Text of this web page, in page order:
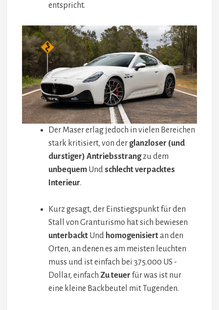
entspricht.
Der Maser erlag jedoch in vielen Bereichen
stark kritisiert, von der glanzloser (und
durstiger) Antriebsstrangzu dem
unbequem Undschlecht verpacktes
Interieur.
Kurz gesagt, der Einstiegspunkt für den
Stall von Granturismo hat sich bewiesen
unterbackt Und homogenisiertan den
Orten, an denen es am meisten leuchten
muss und ist einfach bei 375.000 US -
Dollar, einfach Zu teuer für was ist nur
eine kleine Backbeutel mit Tugenden.